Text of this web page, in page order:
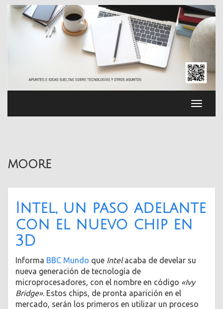
Saltar
contenido
moore
Intel, un paso adelante
con el nuevo chip en
3D
Informa BBC Mundo que Intelacaba de develar su
nueva generación de tecnología de
microprocesadores, con el nombre en código «Ivy
Bridge». Estos chips, de pronta aparición en el
mercado, serán los primeros en utilizar un proceso